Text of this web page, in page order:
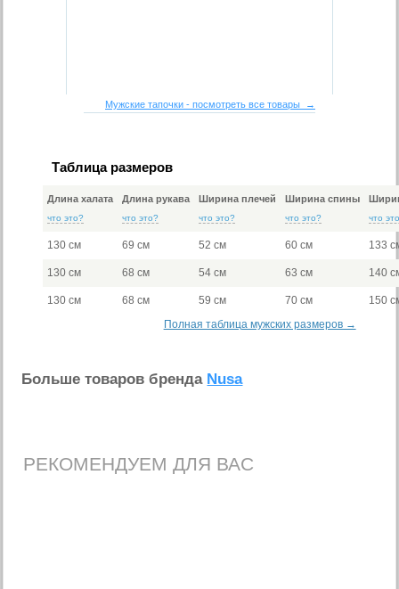
Мужские тапочки - посмотреть все товары →
Таблица размеров
Длина халата
что это?
Длина рукава
что это?
Ширина плечей
что это?
Ширина спины
что это? что
130 см 69 см 52 см 60 см 133
130 см 68 см 54 см 63 см 140
130 см 68 см 59 см 70 см
150
Полная таблица мужских размеров →
Больше товаров бренда Nusa
РЕКОМЕНДУЕМ ДЛЯ ВАС